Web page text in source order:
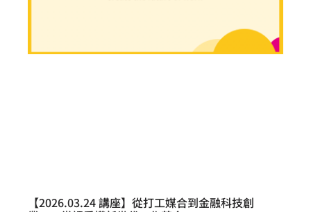
【2026.03.24 講座】從打工媒合到金融科技創